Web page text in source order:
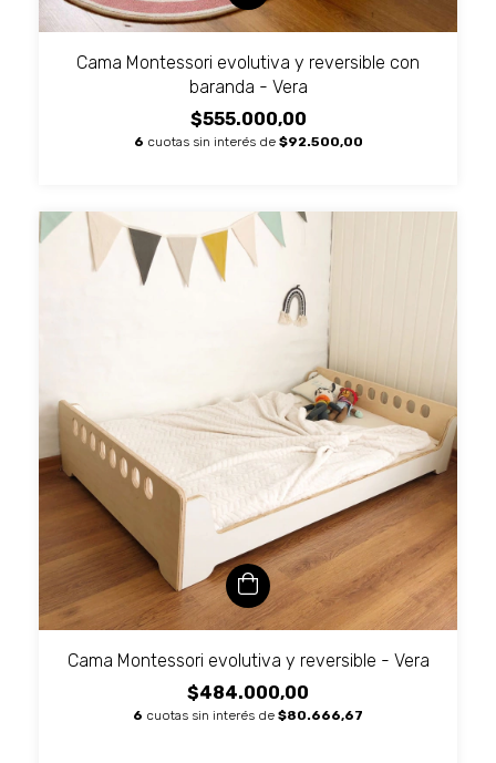
Cama Montessori evolutiva y reversible con
baranda - Vera
$555.000,00
6 cuotas sin interés de $92.500,00
Cama Montessori evolutiva y reversible - Vera
$484.000,00
6 cuotas sin interés de $80.666,67